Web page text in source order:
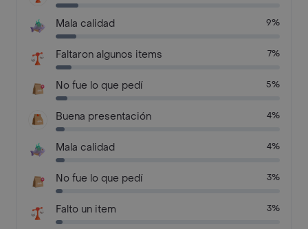
Mala calidad 9%
Faltaron algunos items 7%
No fue lo que pedí 5%
Buena presentación 4%
Mala calidad 4%
No fue lo que pedí 3%
Falto un item 3%